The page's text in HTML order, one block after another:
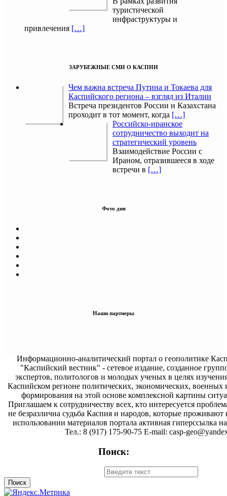
туристической
инфраструктуры и
привлечения […]
ЗАРУБЕЖНЫЕ СМИ О КАСПИИ
Чем важна встреча Путина и Токаева для
Каспийского региона – взгляд из Италии
Встреча президентов России и Казахстана
проходит в тот момент, когда […]
Российско-иранское
сотрудничество выходит на
стратегический уровень
Взаимодействие России с
Ираном, отразившееся в ходе
встречи в […]
Фото дня
Наши партнеры
Информационно-аналитический портал о геополитике
"Каспийский вестник" - сетевое издание, созданное
экспертов, политологов и молодых ученых в целях
Каспийском регионе политических, экономических, военных
формирования на этой основе комплексной картины
Приглашаем к сотрудничеству всех, кто интересуется
не безразлична судьба Каспия и народов, которые проживают
использовании материалов портала активная гиперссылка на
Тел.: 8 (917) 175-90-75 E-mail: casp-
Поиск: